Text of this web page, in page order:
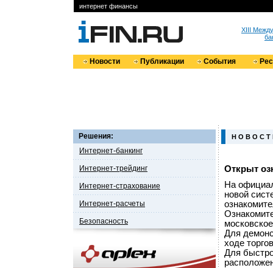
интернет финансы
XIII
Новости Публикации События
Решения:
Интернет-банкинг
Интернет-трейдинг
Интернет-страхование
Интернет-расчеты
Безопасность
Н О В О С Т
Открыт
На
новой
Для
ходе
Для